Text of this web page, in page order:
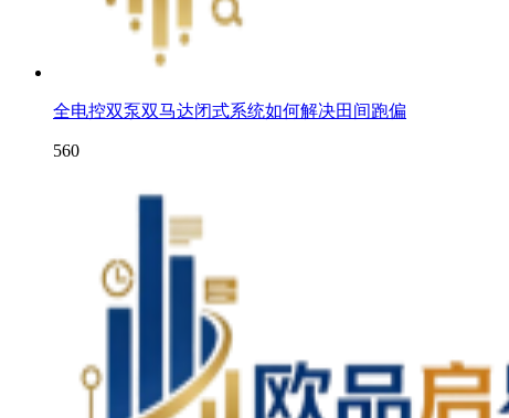
全电控双泵双马达闭式系统如何解决田间跑偏
560